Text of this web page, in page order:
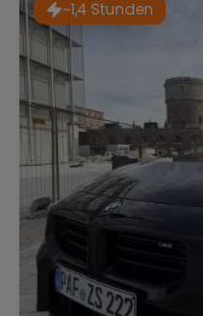
Range Rover
~1,4 Stunden